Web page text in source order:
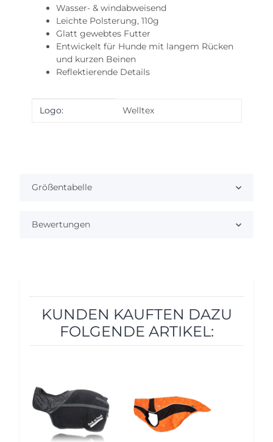
Wasser- & windabweisend
Leichte Polsterung, 110g
Glatt gewebtes Futter
Entwickelt für Hunde mit langem Rücken
und kurzen Beinen
Reflektierende Details
Produkteigenschaft
Wert
Logo: Welltex
Größentabelle
Bewertungen
KUNDEN KAUFTEN DAZU
FOLGENDE ARTIKEL: